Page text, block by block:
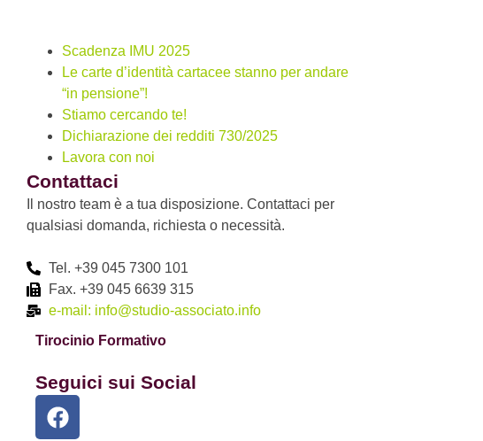
Scadenza IMU 2025
Le carte d’identità cartacee stanno per andare
“in pensione”!
Stiamo cercando te!
Dichiarazione dei redditi 730/2025
Lavora con noi
Contattaci
Il nostro team è a tua disposizione. Contattaci per
qualsiasi domanda, richiesta o necessità.
Tel. +39 045 7300 101
Fax. +39 045 6639 315
e-mail: info@studio-associato.info
Tirocinio Formativo
Seguici sui Social